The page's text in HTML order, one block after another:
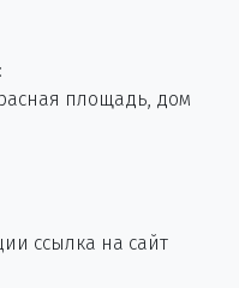
площадь, дом
ссылка на сайт